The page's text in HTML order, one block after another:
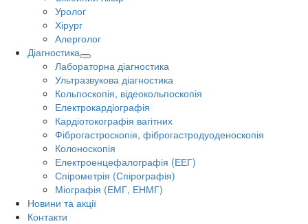
Уролог
Хірург
Алерголог
Діагностика
Лабораторна діагностика
Ультразвукова діагностика
Кольпоскопія, відеокольпоскопія
Електрокардіографія
Кардіотокографія вагітних
Фіброгастроскопія, фіброгастродуоденоскопія
Колоноскопія
Електроенцефалографія (ЕЕГ)
Спірометрія (Спірографія)
Міографія (ЕМГ, ЕНМГ)
Новини та акції
Контакти